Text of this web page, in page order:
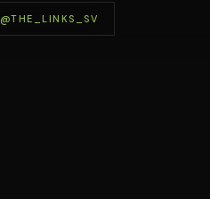
@THE_LINKS_SV